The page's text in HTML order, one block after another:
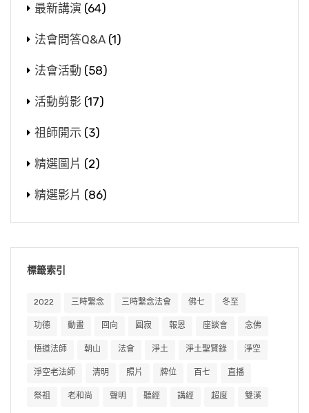
最新講演 (64)
法會問答Q&A (1)
法會活動 (58)
活動剪影 (17)
祖師開示 (3)
精選圖片 (2)
精選影片 (86)
標籤索引
2022 三時繫念 三時繫念法會 佛七 冬至
功德 動畫 回向 圓寂 報恩 座談會 念佛
悟道法師 朝山 法會 淨土 淨土聖賢錄 淨空
淨空老法師 清明 照片 牌位 百七 直播
祭祖 老和尚 聲明 聽經 講經 超度 雙溪